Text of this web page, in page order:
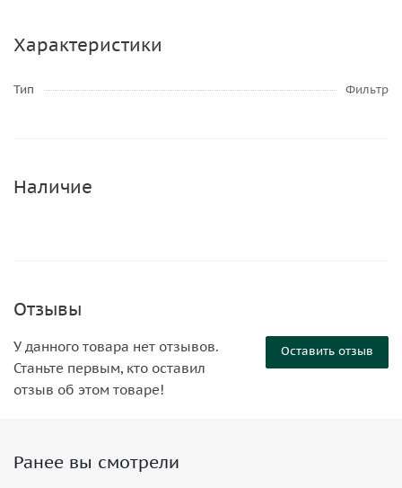
Характеристики
Тип Фильтр
Наличие
Отзывы
Оставить отзыв
У данного товара нет отзывов.
Станьте первым, кто оставил
отзыв об этом товаре!
Ранее вы смотрели